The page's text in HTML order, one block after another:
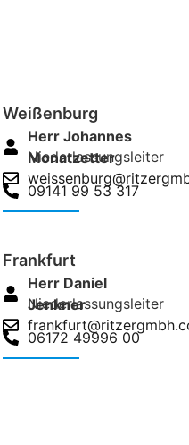
Weißenburg
Herr Johannes
Monatzetter
Niederlassungsleiter
09141 99 53 317
Frankfurt
Herr Daniel
Jenkner
Niederlassungsleiter
06172 49996 00